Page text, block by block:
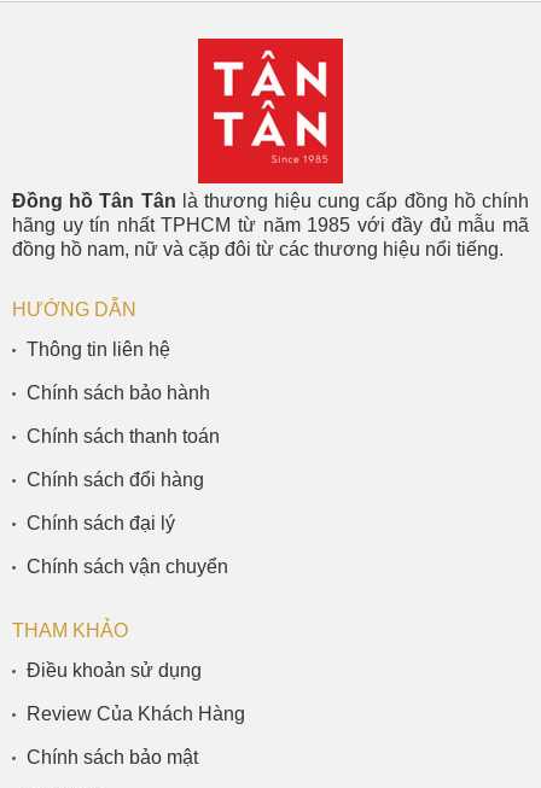
Đồng hồ Tân Tân là thương hiệu cung cấp đồng hồ chính
hãng uy tín nhất TPHCM từ năm 1985 với đầy đủ mẫu mã
đồng hồ nam, nữ và cặp đôi từ các thương hiệu nổi tiếng.
HƯỚNG DẪN
Thông tin liên hệ
Chính sách bảo hành
Chính sách thanh toán
Chính sách đổi hàng
Chính sách đại lý
Chính sách vận chuyển
THAM KHẢO
Điều khoản sử dụng
Review Của Khách Hàng
Chính sách bảo mật